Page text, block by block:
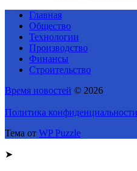
Главная
Общество
Технологии
Производство
Финансы
Строительство
Время новостей © 2026
Политика конфиденциальности
Тема от WP Puzzle
➤